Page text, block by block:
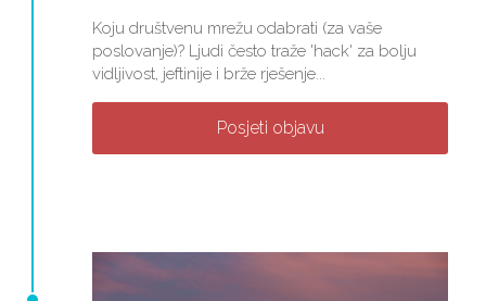
Koju društvenu mrežu odabrati (za vaše
poslovanje)? Ljudi često traže 'hack' za bolju
vidljivost, jeftinije i brže rješenje...
Posjeti objavu